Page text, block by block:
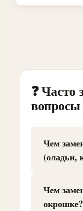
❓ Часто
вопросы
Чем
(оладьи,
Чем
окрошке?